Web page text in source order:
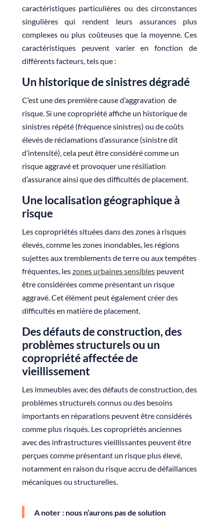
caractéristiques particulières ou des circonstances
singulières qui rendent leurs assurances plus
complexes ou plus coûteuses que la moyenne. Ces
caractéristiques peuvent varier en fonction de
différents facteurs, tels que :
Un historique de sinistres dégradé
C’est une des première cause d’aggravation de
risque. Si une copropriété affiche un historique de
sinistres répété (fréquence sinistres) ou de coûts
élevés de réclamations d’assurance (sinistre dit
d’intensité), cela peut être considéré comme un
risque aggravé et provoquer une résiliation
d’assurance ainsi que des difficultés de placement.
Une localisation géographique à
risque
Les copropriétés situées dans des zones à risques
élevés, comme les zones inondables, les régions
sujettes aux tremblements de terre ou aux tempêtes
fréquentes, leszones urbaines sensiblespeuvent
être considérées comme présentant un risque
aggravé. Cet élément peut également créer des
difficultés en matière de placement.
Des défauts de construction, des
problèmes structurels ou un
copropriété affectée de
vieillissement
Les immeubles avec des défauts de construction, des
problèmes structurels connus ou des besoins
importants en réparations peuvent être considérés
comme plus risqués. Les copropriétés anciennes
avec des infrastructures vieillissantes peuvent être
perçues comme présentant un risque plus élevé,
notamment en raison du risque accru de défaillances
mécaniques ou structurelles.
A noter : nous n’aurons pas de solution